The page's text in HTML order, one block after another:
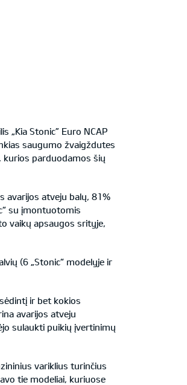
„Kia Stonic” Euro NCAP
saugumo žvaigždutes
kurios parduodamos šių
avarijos atveju balų, 81%
su įmontuotomis
vaikų apsaugos srityje,
(6 „Stonic“ modelyje ir
ir bet kokios
avarijos atveju
sulaukti puikių įvertinimų
variklius turinčius
tie modeliai, kuriuose